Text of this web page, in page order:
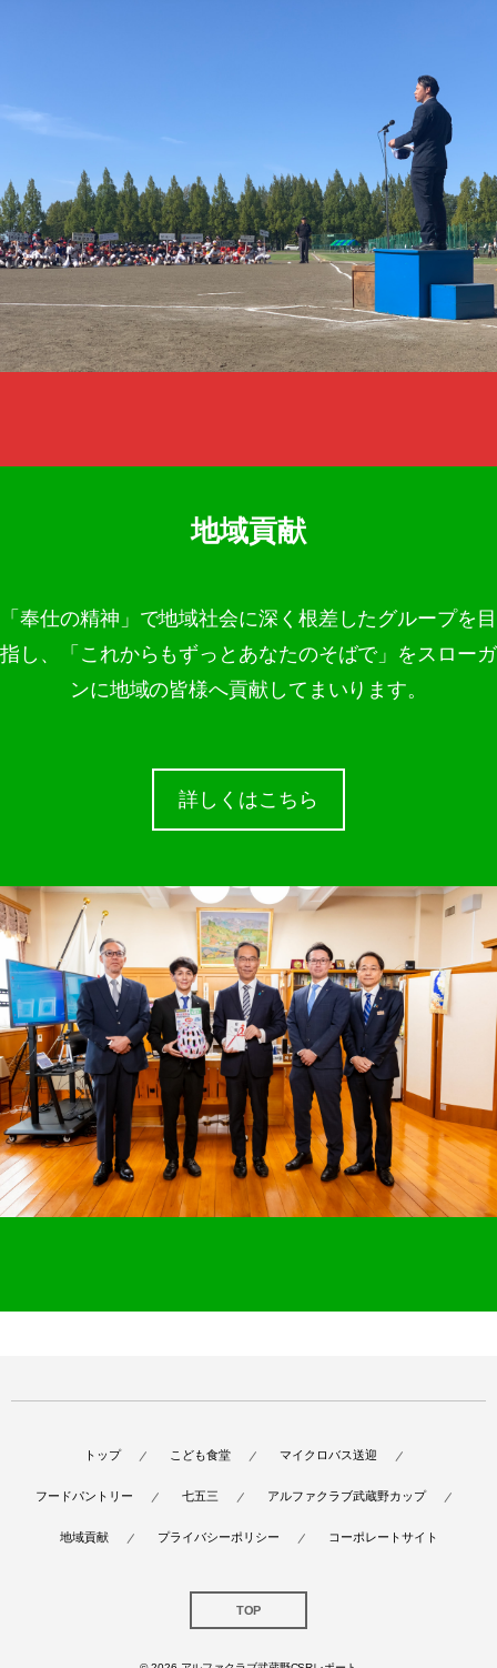
地域貢献
「奉仕の精神」で地域社会に深く根差したグループを目
指し、「これからもずっとあなたのそばで」をスローガ
ンに地域の皆様へ貢献してまいります。
詳しくはこちら
トップ こども食堂 マイクロバス送迎
フードパントリー 七五三 アルファクラブ武蔵野カップ
地域貢献 プライバシーポリシー コーポレートサイト
TOP